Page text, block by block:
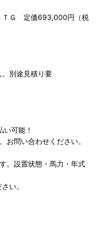
ＴＧ 定価693,000円（税
別途見積り要
可能！
お問い合わせください。
。設置状態・馬力・年式
い。